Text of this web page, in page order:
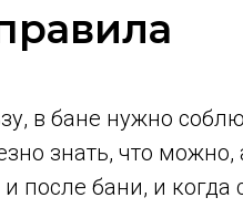
в бане нужно
знать, что можно,
после бани, и когда